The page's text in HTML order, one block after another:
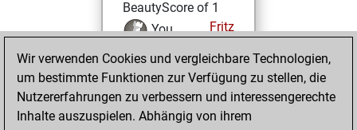
BeautyScore of 1
Fritz
You
achieved a new Elo
of 1579
Freitag,
Dezember 20,
Wir verwenden Cookies und vergleichbare Technologien,
um bestimmte Funktionen zur Verfügung zu stellen, die
Nutzererfahrungen zu verbessern und interessengerechte
Inhalte auszuspielen. Abhängig von ihrem